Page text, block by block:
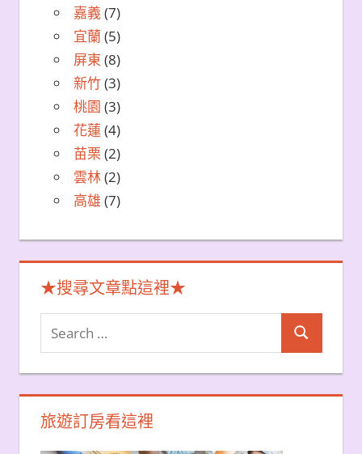
嘉義(7)
宜蘭 (5)
屏東 (8)
新竹(3)
桃園 (3)
花蓮 (4)
苗栗 (2)
雲林(2)
高雄 (7)
★搜尋文章點這裡★
Search
旅遊訂房看這裡